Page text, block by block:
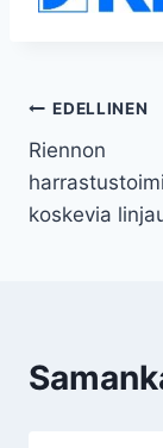
selaus
EDELLINEN
Riennon
koskevia